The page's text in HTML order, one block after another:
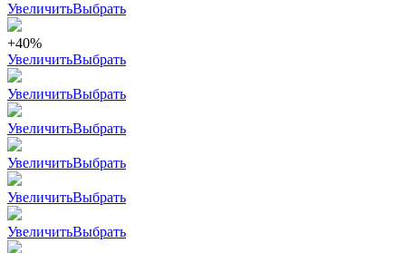
УвеличитьВыбрать
+40%
УвеличитьВыбрать
УвеличитьВыбрать
УвеличитьВыбрать
УвеличитьВыбрать
УвеличитьВыбрать
УвеличитьВыбрать